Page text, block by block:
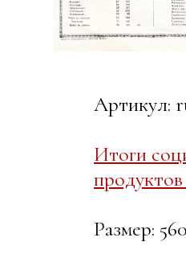
Артикул:
Итоги
Размер: